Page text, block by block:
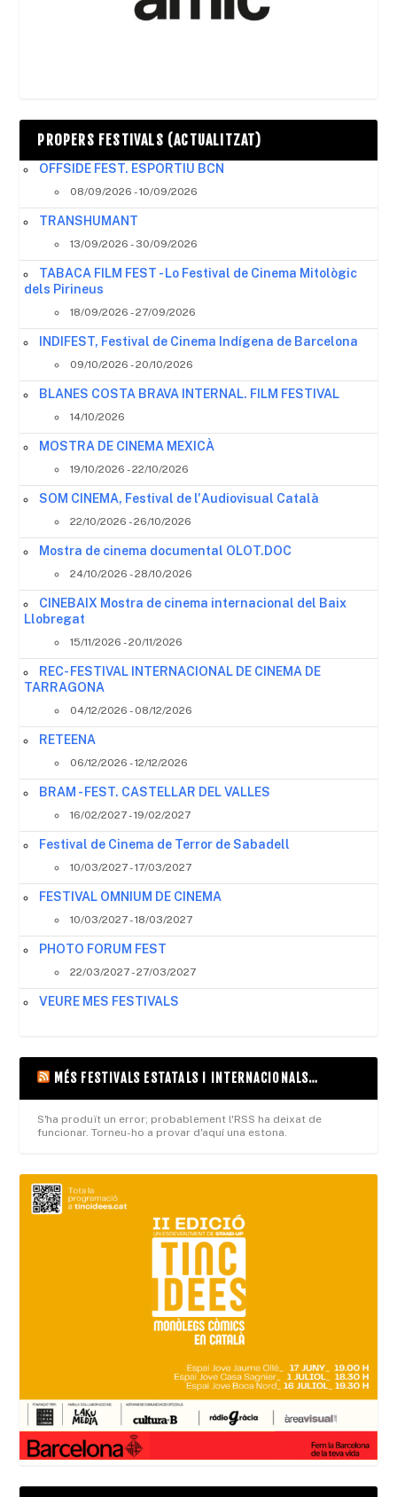
PROPERS FESTIVALS (ACTUALITZAT)
OFFSIDE FEST. ESPORTIU BCN
08/09/2026 - 10/09/2026
TRANSHUMANT
13/09/2026 - 30/09/2026
TABACA FILM FEST - Lo Festival de Cinema Mitològic
dels Pirineus
18/09/2026 - 27/09/2026
INDIFEST, Festival de Cinema Indígena de Barcelona
09/10/2026 - 20/10/2026
BLANES COSTA BRAVA INTERNAL. FILM FESTIVAL
14/10/2026
MOSTRA DE CINEMA MEXICÀ
19/10/2026 - 22/10/2026
SOM CINEMA, Festival de l'Audiovisual Català
22/10/2026 - 26/10/2026
Mostra de cinema documental OLOT.DOC
24/10/2026 - 28/10/2026
CINEBAIX Mostra de cinema internacional del Baix
Llobregat
15/11/2026 - 20/11/2026
REC- FESTIVAL INTERNACIONAL DE CINEMA DE
TARRAGONA
04/12/2026 - 08/12/2026
RETEENA
06/12/2026 - 12/12/2026
BRAM - FEST. CASTELLAR DEL VALLES
16/02/2027 - 19/02/2027
Festival de Cinema de Terror de Sabadell
10/03/2027 - 17/03/2027
FESTIVAL OMNIUM DE CINEMA
10/03/2027 - 18/03/2027
PHOTO FORUM FEST
22/03/2027 - 27/03/2027
VEURE MES FESTIVALS
MÉS FESTIVALS ESTATALS I INTERNACIONALS…
S'ha produït un error; probablement l'RSS ha deixat de
funcionar. Torneu-ho a provar d'aquí una estona.